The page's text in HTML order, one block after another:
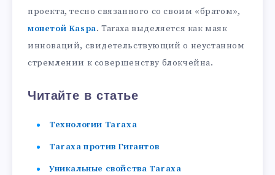
проекта, тесно связанного со своим «братом»,
монетой Kaspa. Taraxa выделяется как маяк
инноваций, свидетельствующий о неустанном
стремлении к совершенству блокчейна.
Читайте в статье
Технологии Taraxa
Taraxa против Гигантов
Уникальные свойства Taraxa